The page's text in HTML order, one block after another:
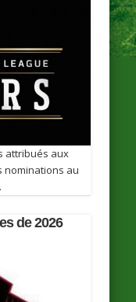
attribués aux
nominations au
de 2026